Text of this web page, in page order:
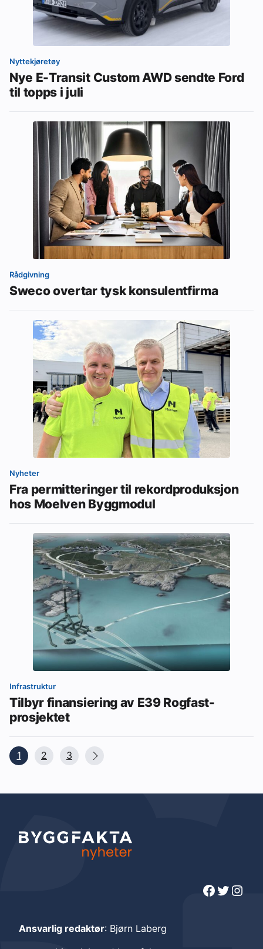
Nyttekjøretøy
Nye E-Transit Custom AWD sendte Ford
til topps i juli
Rådgivning
Sweco overtar tysk konsulentfirma
Nyheter
Fra permitteringer til rekordproduksjon
hos Moelven Byggmodul
Infrastruktur
Tilbyr finansiering av E39 Rogfast-
prosjektet
1 2 3
Facebook Twitter Instagram
Ansvarlig redaktør: Bjørn Laberg